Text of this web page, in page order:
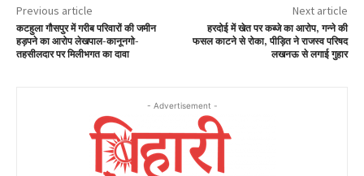
Previous article
कटहुला गौसपुर में गरीब परिवारों की जमीन
हड़पने का आरोप लेखपाल-कानूनगो-
तहसीलदार पर मिलीभगत का दावा
Next article
हरदोई में खेत पर कब्जे का आरोप, गन्ने की
फसल काटने से रोका, पीड़ित ने राजस्व परिषद
लखनऊ से लगाई गुहार
- Advertisement -